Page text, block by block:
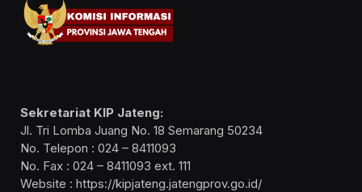
Sekretariat KIP Jateng:
Jl. Tri Lomba Juang No. 18 Semarang 50234
No. Telepon : 024 – 8411093
No. Fax : 024 – 8411093 ext. 111
Website : https://kipjateng.jatengprov.go.id/